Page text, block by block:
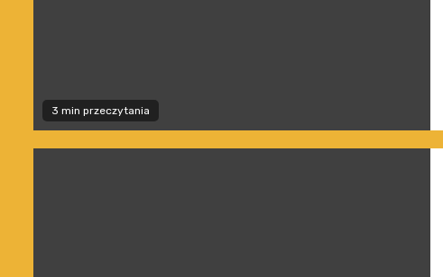
3 min przeczytania